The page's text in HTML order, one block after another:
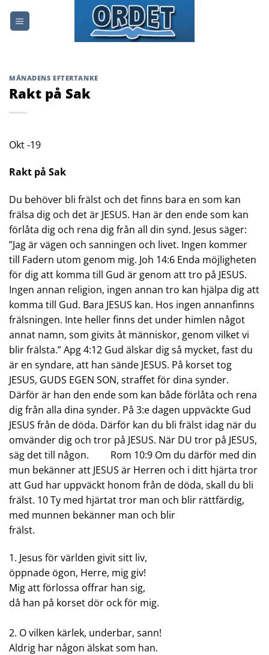
MÅNADENS EFTERTANKE
Rakt på Sak
Okt -19
Rakt på Sak
Du behöver bli frälst och det finns bara en som kan
frälsa dig och det är JESUS. Han är den ende som kan
förlåta dig och rena dig från all din synd. Jesus säger:
”Jag är vägen och sanningen och livet. Ingen kommer
till Fadern utom genom mig. Joh 14:6 Enda möjligheten
för dig att komma till Gud är genom att tro på JESUS.
Ingen annan religion, ingen annan tro kan hjälpa dig att
komma till Gud. Bara JESUS kan. Hos ingen annanfinns
frälsningen. Inte heller finns det under himlen något
annat namn, som givits åt människor, genom vilket vi
blir frälsta.” Apg 4:12 Gud älskar dig så mycket, fast du
är en syndare, att han sände JESUS. På korset tog
JESUS, GUDS EGEN SON, straffet för dina synder.
Därför är han den ende som kan både förlåta och rena
dig från alla dina synder. På 3:e dagen uppväckte Gud
JESUS från de döda. Därför kan du bli frälst idag när du
omvänder dig och tror på JESUS. När DU tror på JESUS,
säg det till någon. Rom 10:9 Om du därför med din
mun bekänner att JESUS är Herren och i ditt hjärta tror
att Gud har uppväckt honom från de döda, skall du bli
frälst. 10 Ty med hjärtat tror man och blir rättfärdig,
med munnen bekänner man och blir
frälst.
1. Jesus för världen givit sitt liv,
öppnade ögon, Herre, mig giv!
Mig att förlossa offrar han sig,
då han på korset dör ock för mig.
2. O vilken kärlek, underbar, sann!
Aldrig har någon älskat som han.